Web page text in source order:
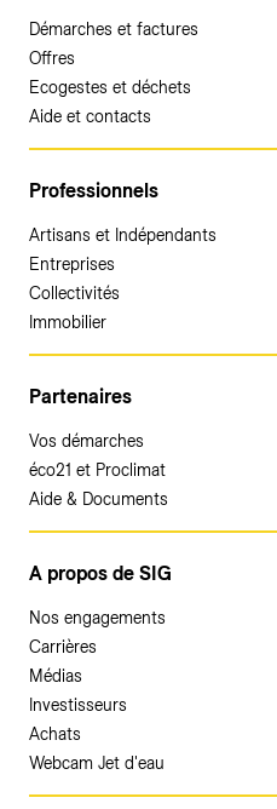
Démarches et factures
Offres
Ecogestes et déchets
Aide et contacts
Professionnels
Artisans et Indépendants
Entreprises
Collectivités
Immobilier
Partenaires
Vos démarches
éco21 et Proclimat
Aide & Documents
A propos de SIG
Nos engagements
Carrières
Médias
Investisseurs
Achats
Webcam Jet d'eau